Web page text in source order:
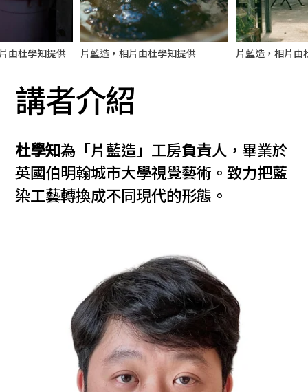
片藍造，相片由杜學知提供 片藍造，相片由
由杜學知提供
講者介紹
杜學知為「片藍造」工房負責人，畢業於
英國伯明翰城市大學視覺藝術。致力把藍
染工藝轉換成不同現代的形態。